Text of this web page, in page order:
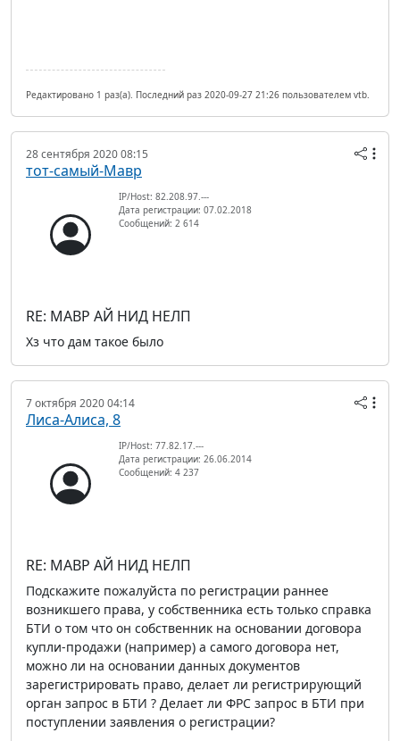
Редактировано 1 раз(а). Последний раз 2020-09-27 21:26 пользователем vtb.
28 сентября 2020 08:15
тот-самый-Мавр
IP/Host: 82.208.97.---
Дата регистрации: 07.02.2018
Сообщений: 2 614
RE: МАВР АЙ НИД НЕЛП
Хз что дам такое было
7 октября 2020 04:14
Лиса-Алиса, 8
IP/Host: 77.82.17.---
Дата регистрации: 26.06.2014
Сообщений: 4 237
RE: МАВР АЙ НИД НЕЛП
Подскажите пожалуйста по регистрации раннее
возникшего права, у собственника есть только справка
БТИ о том что он собственник на основании договора
купли-продажи (например) а самого договора нет,
можно ли на основании данных документов
зарегистрировать право, делает ли регистрирующий
орган запрос в БТИ ? Делает ли ФРС запрос в БТИ при
поступлении заявления о регистрации?